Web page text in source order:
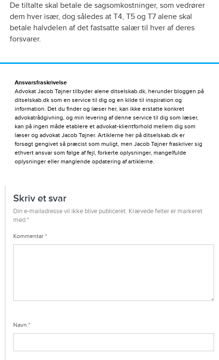
De tiltalte skal betale de sagsomkostninger, som vedrører
dem hver især, dog således at T4, T5 og T7 alene skal
betale halvdelen af det fastsatte salær til hver af deres
forsvarer.
Ansvarsfraskrivelse
Advokat Jacob Tøjner tilbyder alene ditselskab.dk, herunder bloggen på
ditselskab.dk som en service til dig og en kilde til inspiration og
information. Det du finder og læser her, kan ikke erstatte konkret
advokatrådgivning, og min levering af denne service til dig som læser,
kan på ingen måde etablere et advokat-klientforhold mellem dig som
læser og advokat Jacob Tøjner. Artiklerne her på ditselskab.dk er
forsøgt gengivet så præcist som muligt, men Jacob Tøjner fraskriver sig
ethvert ansvar som følge af fejl, forkerte oplysninger, mangelfulde
oplysninger eller manglende opdatering af artiklerne.
Skriv et svar
Din e-mailadresse vil ikke blive publiceret. Krævede felter er markeret
med*
Kommentar *
Navn *